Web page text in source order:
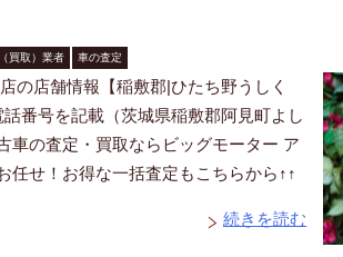
買取）業者 車の査定
の店舗情報【稲敷郡|ひたち野うしく
番号を記載（茨城県稲敷郡阿見町よし
車の査定・買取ならビッグモーター ア
任せ！お得な一括査定もこちらから↑↑
続きを読む